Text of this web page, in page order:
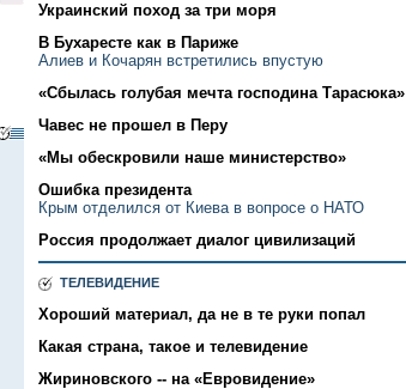
Украинский поход за три моря
В Бухаресте как в Париже
Алиев и Кочарян встретились впустую
«Сбылась голубая мечта господина Тарасюка»
Чавес не прошел в Перу
«Мы обескровили наше министерство»
Ошибка президента
Крым отделился от Киева в вопросе о НАТО
Россия продолжает диалог цивилизаций
ТЕЛЕВИДЕНИЕ
Хороший материал, да не в те руки попал
Какая страна, такое и телевидение
Жириновского -- на «Евровидение»